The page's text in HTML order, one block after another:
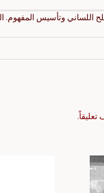
اللساني وتأسيس المفهوم.
تعليقاً.